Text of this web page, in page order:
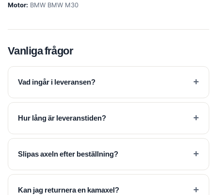
Motor: BMW BMW M30
Vanliga frågor
Vad ingår i leveransen?
Hur lång är leveranstiden?
Slipas axeln efter beställning?
Kan jag returnera en kamaxel?